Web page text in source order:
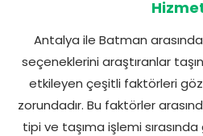
Antalya ile Batman
seçeneklerini araştıranlar
etkileyen çeşitli faktörleri
zorundadır. Bu faktörler
tipi ve taşıma işlemi